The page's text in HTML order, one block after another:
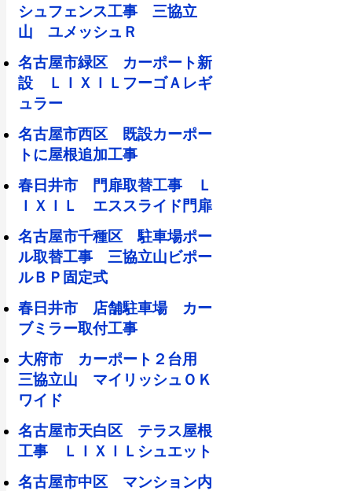
シュフェンス工事 三協立
山 ユメッシュＲ
名古屋市緑区 カーポート新
設 ＬＩＸＩＬフーゴＡレギ
ュラー
名古屋市西区 既設カーポー
トに屋根追加工事
春日井市 門扉取替工事 Ｌ
ＩＸＩＬ エススライド門扉
名古屋市千種区 駐車場ポー
ル取替工事 三協立山ビポー
ルＢＰ固定式
春日井市 店舗駐車場 カー
ブミラー取付工事
大府市 カーポート２台用
三協立山 マイリッシュＯＫ
ワイド
名古屋市天白区 テラス屋根
工事 ＬＩＸＩＬシュエット
名古屋市中区 マンション内